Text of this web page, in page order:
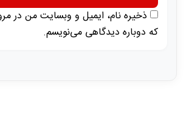
ذخیره نام، ایمیل و وبسایت من در
که دوباره دیدگاهی می‌نویسم.